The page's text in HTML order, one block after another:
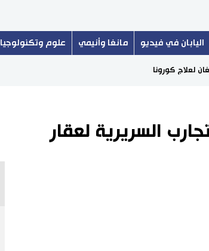
اليابان في فيديو مانغا وأنيمي علوم وتكنولوجيا
لعلاج كورونا
السريرية لعقار